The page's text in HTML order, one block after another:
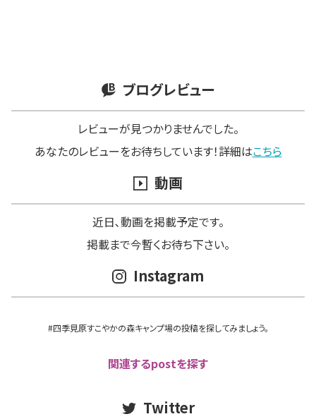
ブログレビュー
レビューが見つかりませんでした。
あなたのレビューをお待ちしています！詳細はこちら
動画
近日､動画を掲載予定です。
掲載まで今暫くお待ち下さい。
Instagram
#四季見原すこやかの森キャンプ場の投稿を探してみましょう。
関連するpostを探す
Twitter